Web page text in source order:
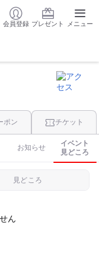
会員登録 プレゼント メニュー
ポン チケット
お知らせ
イベント
見どころ
見どころ
ん